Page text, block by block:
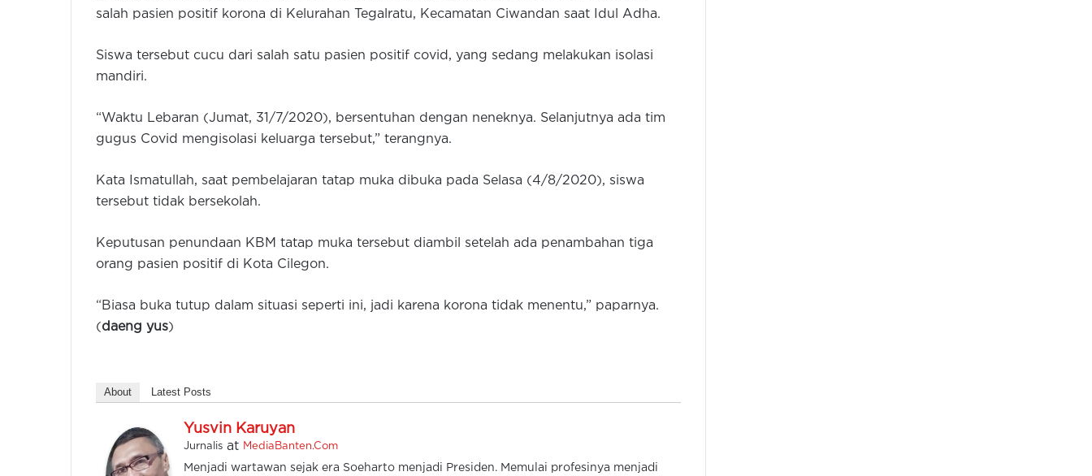
salah pasien positif korona di Kelurahan Tegalratu, Kecamatan Ciwandan saat Idul Adha.
Siswa tersebut cucu dari salah satu pasien positif covid, yang sedang melakukan isolasi
mandiri.
“Waktu Lebaran (Jumat, 31/7/2020), bersentuhan dengan neneknya. Selanjutnya ada tim
gugus Covid mengisolasi keluarga tersebut,” terangnya.
Kata Ismatullah, saat pembelajaran tatap muka dibuka pada Selasa (4/8/2020), siswa
tersebut tidak bersekolah.
Keputusan penundaan KBM tatap muka tersebut diambil setelah ada penambahan tiga
orang pasien positif di Kota Cilegon.
“Biasa buka tutup dalam situasi seperti ini, jadi karena korona tidak menentu,” paparnya.
(daeng yus)
About Latest Posts
Yusvin Karuyan
Jurnalis at MediaBanten.Com
Menjadi wartawan sejak era Soeharto menjadi Presiden. Memulai profesinya menjadi
Teknologi